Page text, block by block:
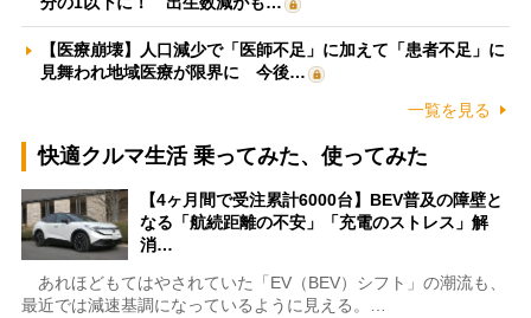
【医療崩壊】人口減少で「医師不足」に加えて「患者不足」に
見舞われ地域医療が限界に 今後…
一覧を見る
快適クルマ生活 乗ってみた、使ってみた
【4ヶ月間で受注累計6000台】BEV普及の障壁と
なる「航続距離の不安」「充電のストレス」解
消…
あれほどもてはやされていた「EV（BEV）シフト」の潮流も、
最近では減速基調になっているように見える。…